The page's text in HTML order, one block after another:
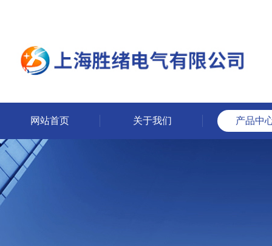
网站首页 关于我们 产品中